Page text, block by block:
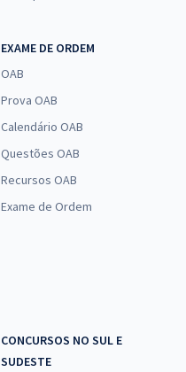
EXAME DE ORDEM
OAB
Prova OAB
Calendário OAB
Questões OAB
Recursos OAB
Exame de Ordem
CONCURSOS NO SUL E
SUDESTE